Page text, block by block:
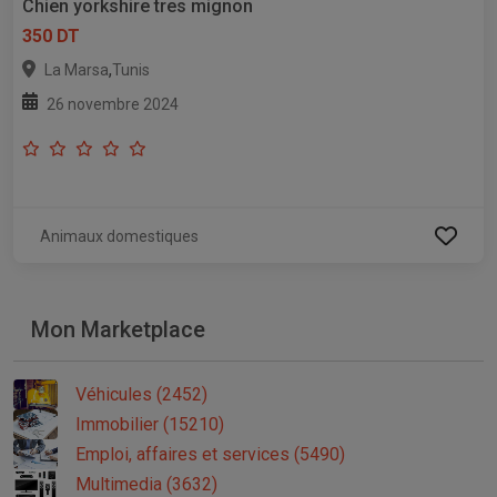
Chien yorkshire tres mignon
350 DT
La Marsa,Tunis
26 novembre 2024
Animaux domestiques
Mon Marketplace
Véhicules (2452)
Immobilier (15210)
Emploi, affaires et services (5490)
Multimedia (3632)